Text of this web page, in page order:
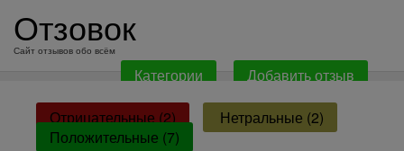
содержанию
Отзовок
Сайт отзывов обо всём
Категории Добавить отзыв
Отрицательные (2)
Нетральные (2)
Положительные (7)